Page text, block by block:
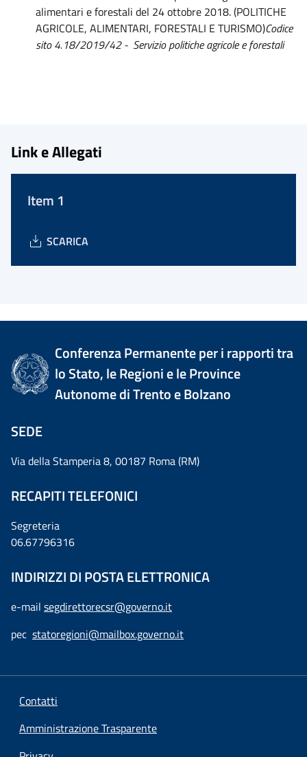
alimentari e forestali del 24 ottobre 2018. (POLITICHE
AGRICOLE, ALIMENTARI, FORESTALI E TURISMO)Codice
sito 4.18/2019/42 - Servizio politiche agricole e forestali
Link e Allegati
Item 1
SCARICA
Conferenza Permanente per i rapporti tra
lo Stato, le Regioni e le Province
Autonome di Trento e Bolzano
SEDE
Via della Stamperia 8, 00187 Roma (RM)
RECAPITI TELEFONICI
Segreteria
06.67796316
INDIRIZZI DI POSTA ELETTRONICA
e-mail segdirettorecsr@governo.it
pec statoregioni@mailbox.governo.it
Contatti
Amministrazione Trasparente